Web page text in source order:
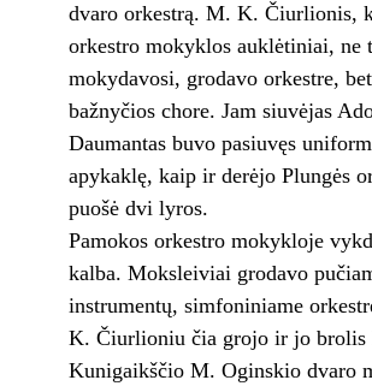
dvaro orkestrą. M. K. Čiurlionis,
orkestro mokyklos auklėtiniai, ne
mokydavosi, grodavo orkestre,
bažnyčios chore. Jam siuvėjas
Daumantas buvo pasiuvęs
apykaklę, kaip ir derėjo Plungės
puošė dvi lyros.
Pamokos orkestro mokykloje
kalba. Moksleiviai grodavo
instrumentų, simfoniniame
K. Čiurlioniu čia grojo ir jo brolis
Kunigaikščio M. Oginskio dvaro